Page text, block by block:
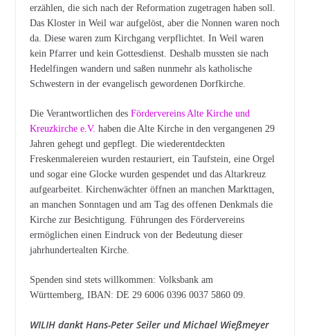
erzählen, die sich nach der Reformation zugetragen haben soll.
Das Kloster in Weil war aufgelöst, aber die Nonnen waren noch
da. Diese waren zum Kirchgang verpflichtet. In Weil waren
kein Pfarrer und kein Gottesdienst. Deshalb mussten sie nach
Hedelfingen wandern und saßen nunmehr als katholische
Schwestern in der evangelisch gewordenen Dorfkirche.
Die Verantwortlichen des Fördervereins Alte Kirche und
Kreuzkirche e.V. haben die Alte Kirche in den vergangenen 29
Jahren gehegt und gepflegt. Die wiederentdeckten
Freskenmalereien wurden restauriert, ein Taufstein, eine Orgel
und sogar eine Glocke wurden gespendet und das Altarkreuz
aufgearbeitet. Kirchenwächter öffnen an manchen Markttagen,
an manchen Sonntagen und am Tag des offenen Denkmals die
Kirche zur Besichtigung. Führungen des Fördervereins
ermöglichen einen Eindruck von der Bedeutung dieser
jahrhundertealten Kirche.
Spenden sind stets willkommen: Volksbank am
Württemberg, IBAN: DE 29 6006 0396 0037 5860 09.
WILIH dankt Hans-Peter Seiler und Michael Wießmeyer